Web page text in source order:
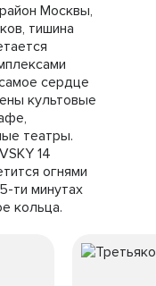
Москвы,
тишина
сердце
культовые
театры.
14
огнями
ти минутах
кольца.